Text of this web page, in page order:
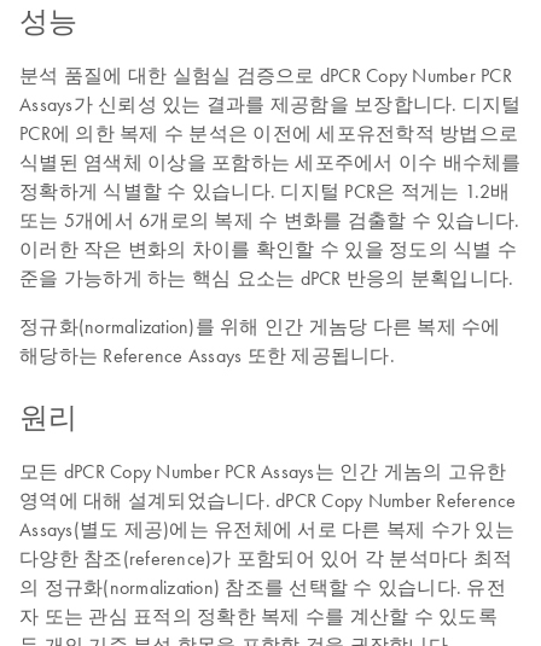
성능
분석 품질에 대한 실험실 검증으로 dPCR Copy Number PCR
Assays가 신뢰성 있는 결과를 제공함을 보장합니다. 디지털
PCR에 의한 복제 수 분석은 이전에 세포유전학적 방법으로
식별된 염색체 이상을 포함하는 세포주에서 이수 배수체를
정확하게 식별할 수 있습니다. 디지털 PCR은 적게는 1.2배
또는 5개에서 6개로의 복제 수 변화를 검출할 수 있습니다.
이러한 작은 변화의 차이를 확인할 수 있을 정도의 식별 수
준을 가능하게 하는 핵심 요소는 dPCR 반응의 분획입니다.
정규화(normalization)를 위해 인간 게놈당 다른 복제 수에
해당하는 Reference Assays 또한 제공됩니다.
원리
모든 dPCR Copy Number PCR Assays는 인간 게놈의 고유한
영역에 대해 설계되었습니다. dPCR Copy Number Reference
Assays(별도 제공)에는 유전체에 서로 다른 복제 수가 있는
다양한 참조(reference)가 포함되어 있어 각 분석마다 최적
의 정규화(normalization) 참조를 선택할 수 있습니다. 유전
자 또는 관심 표적의 정확한 복제 수를 계산할 수 있도록